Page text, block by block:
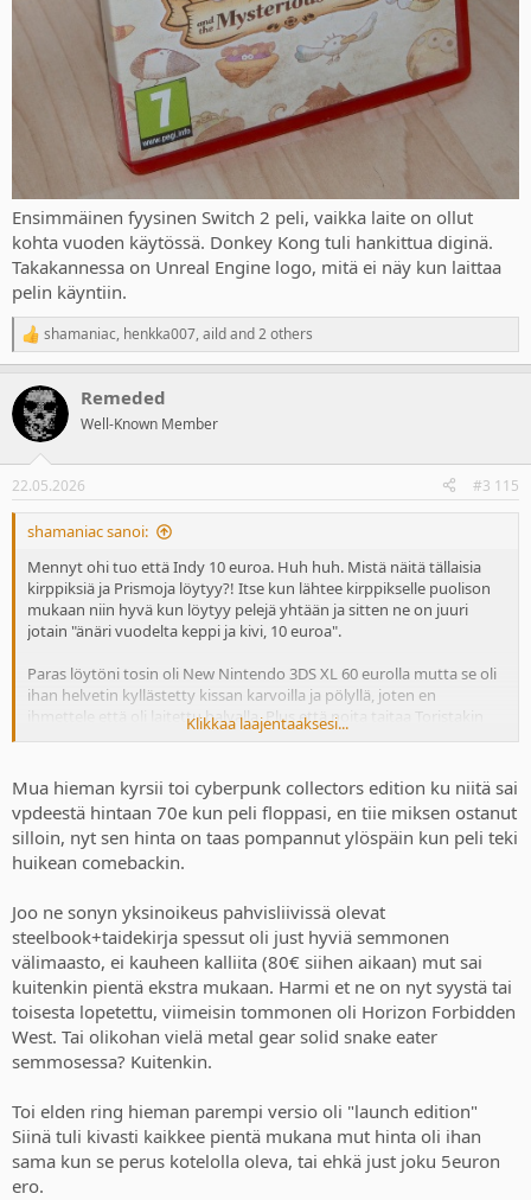
Ensimmäinen fyysinen Switch 2 peli, vaikka laite on ollut
kohta vuoden käytössä. Donkey Kong tuli hankittua diginä.
Takakannessa on Unreal Engine logo, mitä ei näy kun laittaa
pelin käyntiin.
R
e
c
t
i
s
:
shamaniac, henkka007, aildand 2 others
Remeded
Well-Known Member
22.05.2026 #3 115
shamaniac sanoi:
Mennyt ohi tuo että Indy 10 euroa. Huh huh. Mistä näitä tällaisia
kirppiksiä ja Prismoja löytyy?! Itse kun lähtee kirppikselle puolison
mukaan niin hyvä kun löytyy pelejä yhtään ja sitten ne on juuri
jotain "änäri vuodelta keppi ja kivi, 10 euroa".
Paras löytöni tosin oli New Nintendo 3DS XL 60 eurolla mutta se oli
ihan helvetin kyllästetty kissan karvoilla ja pölyllä, joten en
ihmettele että oli laitettu halvalla. Plus että noita taitaa Toristakin
saada hyvällä tuurilla tuohon hintaan, joten ei mikään Mr. Tokmanni
mitä ikinä saanut.
Tästä itsekin kirjoitellut tasaisesti että nykyään vaikka Sonyn
spesiaalit jo melkein sen 100 euroa ja niissä on vähemmän kamaa.
enää nykyään. Tosin eipä niitä taida edes olla enää? Tuo Witcherin,
Cyberpunkin ja vaikkapa Elden Ringin perusversio (tai ehkä se oli
joku "Day One" tms mutta normihintaan myytiin) oli sellaisia että
monien spessujen sisältö kalpenee niiden rinnalla.
Cyberpunkin gotyssa oli muuten sama. Siksi säilytin myös PS4-
version. Tosin se versio on itselläni muutenkin se jättimäinen patsas,
kun Cyberpunk floppasi ennen uutta nousuaan.
Klikkaa laajentaaksesi...
Mua hieman kyrsii toi cyberpunk collectors edition ku niitä sai
vpdeestä hintaan 70e kun peli floppasi, en tiie miksen ostanut
silloin, nyt sen hinta on taas pompannut ylöspäin kun peli teki
huikean comebackin.
Joo ne sonyn yksinoikeus pahvisliivissä olevat
steelbook+taidekirja spessut oli just hyviä semmonen
välimaasto, ei kauheen kalliita (80€ siihen aikaan) mut sai
kuitenkin pientä ekstra mukaan. Harmi et ne on nyt syystä tai
toisesta lopetettu, viimeisin tommonen oli Horizon Forbidden
West. Tai olikohan vielä metal gear solid snake eater
semmosessa? Kuitenkin.
Toi elden ring hieman parempi versio oli "launch edition"
Siinä tuli kivasti kaikkee pientä mukana mut hinta oli ihan
sama kun se perus kotelolla oleva, tai ehkä just joku 5euron
ero.